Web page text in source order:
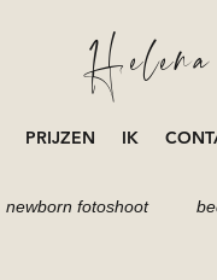
PRIJZEN IK
newborn fotoshoot